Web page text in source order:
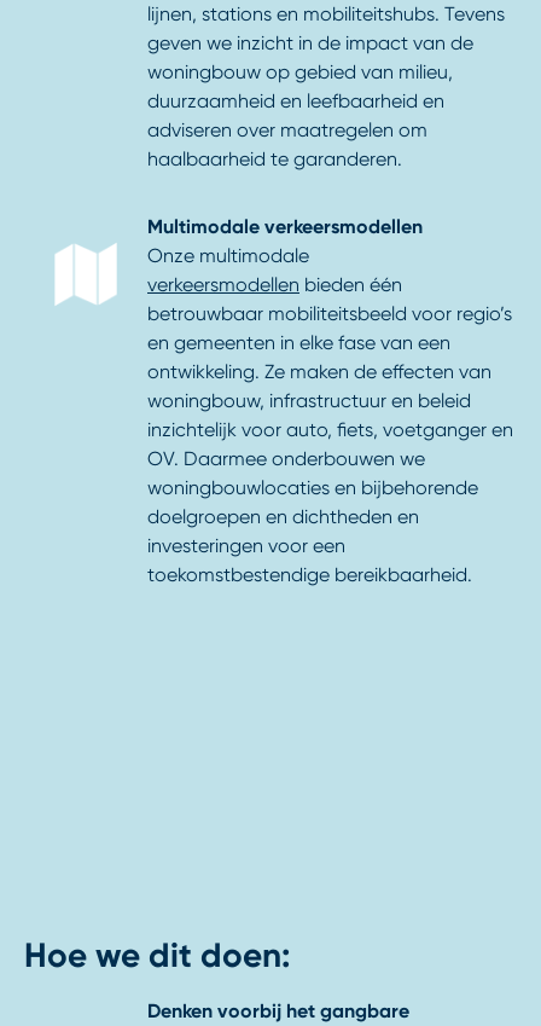
lijnen, stations en mobiliteitshubs. Tevens
geven we inzicht in de impact van de
woningbouw op gebied van milieu,
duurzaamheid en leefbaarheid en
adviseren over maatregelen om
haalbaarheid te garanderen.
Multimodale verkeersmodellen
Onze multimodale
verkeersmodellen bieden één
betrouwbaar mobiliteitsbeeld voor regio’s
en gemeenten in elke fase van een
ontwikkeling. Ze maken de effecten van
woningbouw, infrastructuur en beleid
inzichtelijk voor auto, fiets, voetganger en
OV. Daarmee onderbouwen we
woningbouwlocaties en bijbehorende
doelgroepen en dichtheden en
investeringen voor een
toekomstbestendige bereikbaarheid.
Hoe we dit doen:
Denken voorbij het gangbare